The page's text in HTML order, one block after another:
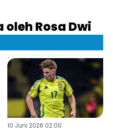
Rosa Dwi
10 Juni 2026 02:00